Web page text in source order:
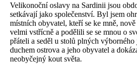
Velikonoční oslavy na Sardinii jsou
setkávají jako společenství. Byl jsem
místních obyvatel, kteří se ke mně,
velmi vstřícně a podělili se se mnou o
přáteli a seděl u stolů plných výborného
duchem ostrova a jeho obyvatel a
neobyčejný kout světa.